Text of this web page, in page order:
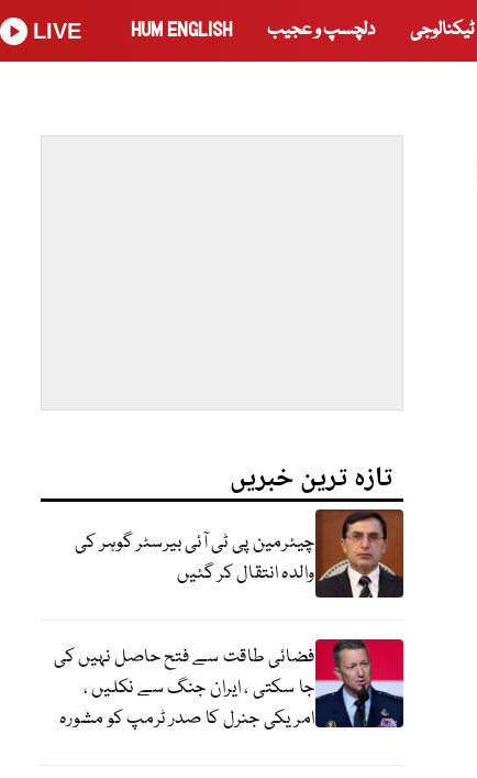
ٹیکنالوجی دلچسپ و عجیب HUM ENGLISH
LIVE
تازہ ترین خبریں
چیئرمین پی ٹی آئی بیرسٹر گوہر کی
والدہ انتقال کر گئیں
فضائی طاقت سے فتح حاصل نہیں کی
جا سکتی ، ایران جنگ سے نکلیں ،
امریکی جنرل کا صدر ٹرمپ کو مشورہ